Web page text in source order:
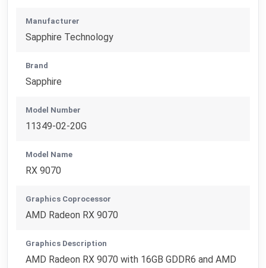
Manufacturer
Sapphire Technology
Brand
Sapphire
Model Number
11349-02-20G
Model Name
RX 9070
Graphics Coprocessor
AMD Radeon RX 9070
Graphics Description
AMD Radeon RX 9070 with 16GB GDDR6 and AMD